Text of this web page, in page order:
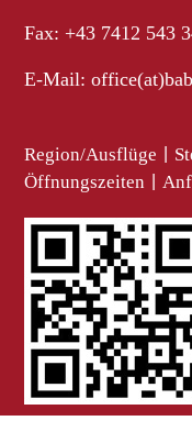
Fax: +43 7412 543
E-Mail:
Region/Ausflüge
Öffnungszeiten